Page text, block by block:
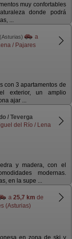
muy confortables
donde podrá
...
(Asturias)
a
/ Pajares
con 3 apartamentos de
exterior, un amplio
ajar ...
/ Teverga
del Río / Lena
y madera, con el
modernas.
en la supe ...
a 25,7 km de
(Asturias)
en zona de ski y